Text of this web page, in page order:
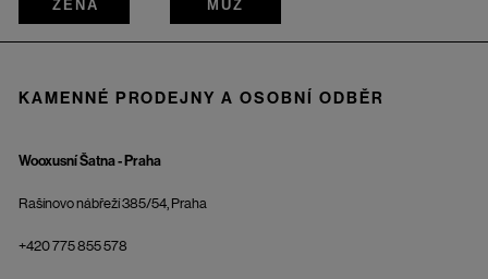
ŽENA MUŽ
KAMENNÉ PRODEJNY A OSOBNÍ ODBĚR
Wooxusní Šatna - Praha
Rašínovo nábřeží 385/54, Praha
+420 775 855 578